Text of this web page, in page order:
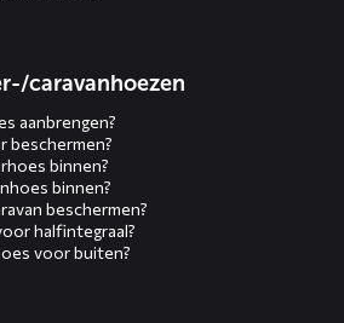
caravanhoezen
aanbrengen?
beschermen?
binnen?
binnen?
beschermen?
halfintegraal?
voor buiten?